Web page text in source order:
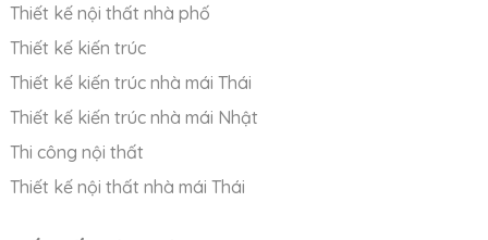
Thiết kế nội thất nhà phố
Thiết kế kiến trúc
Thiết kế kiến trúc nhà mái Thái
Thiết kế kiến trúc nhà mái Nhật
Thi công nội thất
Thiết kế nội thất nhà mái Thái